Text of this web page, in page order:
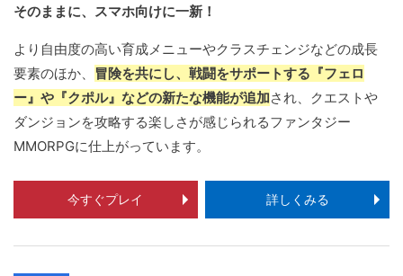
そのままに、スマホ向けに一新！
より自由度の高い育成メニューやクラスチェンジなどの成長
要素のほか、
冒険を共にし、戦闘をサポートする『フェロ
ー』や『クポル』などの新たな機能が追加され、クエストや
ダンジョンを攻略する楽しさが感じられるファンタジー
MMORPGに仕上がっています。
今すぐプレイ 詳しくみる